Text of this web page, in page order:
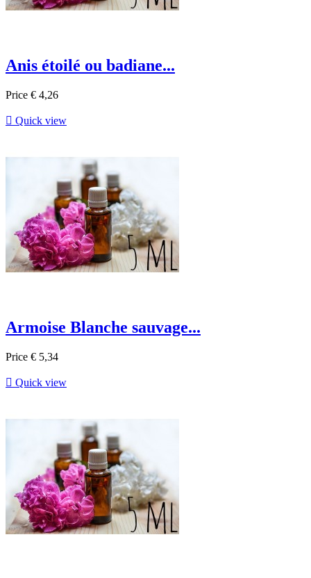
Anis étoilé ou badiane...
Price € 4,26
 Quick view
Armoise Blanche sauvage...
Price € 5,34
 Quick view